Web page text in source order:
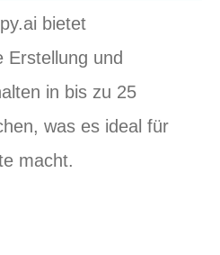
bietet
Erstellung und
in bis zu 25
was es ideal für
macht.